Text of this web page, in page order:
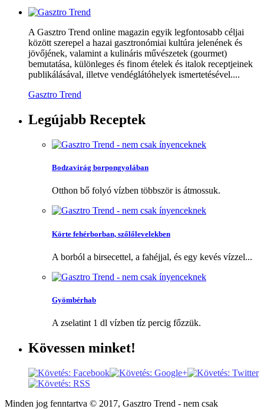
A Gasztro Trend online magazin egyik legfontosabb céljai
között szerepel a hazai gasztronómiai kultúra jelenének és
jövőjének, valamint a kulináris művészetek (gourmet)
bemutatása, különleges és finom ételek és italok receptjeinek
publikálásával, illetve vendéglátóhelyek ismertetésével....
Gasztro Trend
Legújabb Receptek
Bodzavirág borpongyolában
Otthon bő folyó vízben többször is átmossuk.
Körte fehérborban, szőlőlevelekben
A borból a birsecettel, a fahéjjal, és egy kevés vízzel...
Gyömbérhab
A zselatint 1 dl vízben tíz percig főzzük.
Kövessen minket!
Minden jog fenntartva © 2017, Gasztro Trend - nem csak